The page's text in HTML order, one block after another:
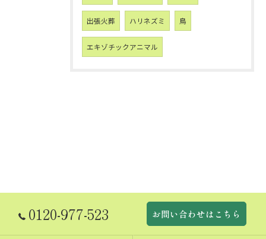
出張火葬 ハリネズミ 鳥
エキゾチックアニマル
0120-977-523 お問い合わせはこちら